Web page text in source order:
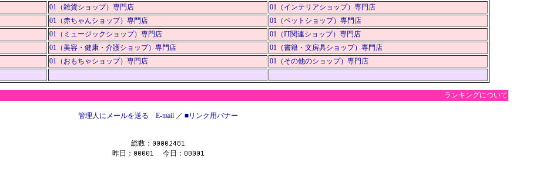
01（雑貨ショップ）専門店
01（インテリアショップ）専門店
01（赤ちゃんショップ）専門店
01（ペットショップ）専門店
01（ミュージックショップ）専門店
01（IT関連ショップ）専門店
01（美容・健康・介護ショップ）専門店
01（書籍・文房具ショップ）専門店
01（おもちゃショップ）専門店
01（その他のショップ）専門店
ランキングについて
管理人にメールを送る E-mail ／ ■リンク用バナー
総数：
昨日：
今日：